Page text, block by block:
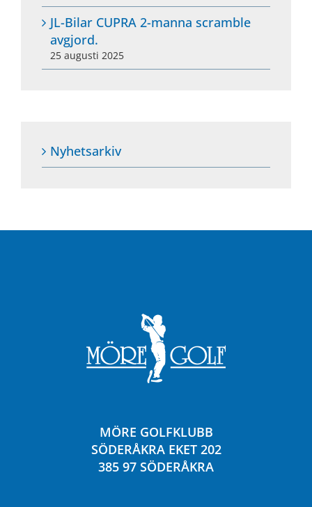
JL-Bilar CUPRA 2-manna scramble
avgjord.
25 augusti 2025
Nyhetsarkiv
MÖRE GOLFKLUBB
SÖDERÅKRA EKET 202
385 97 SÖDERÅKRA